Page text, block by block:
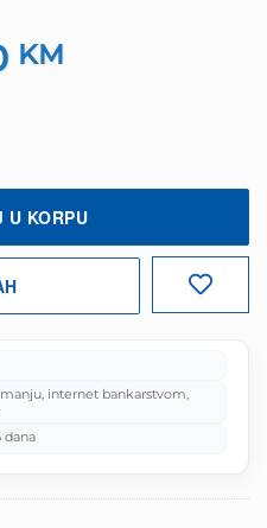
KM
Mouse bežični količina
U KORPU
internet bankarstvom,
dana